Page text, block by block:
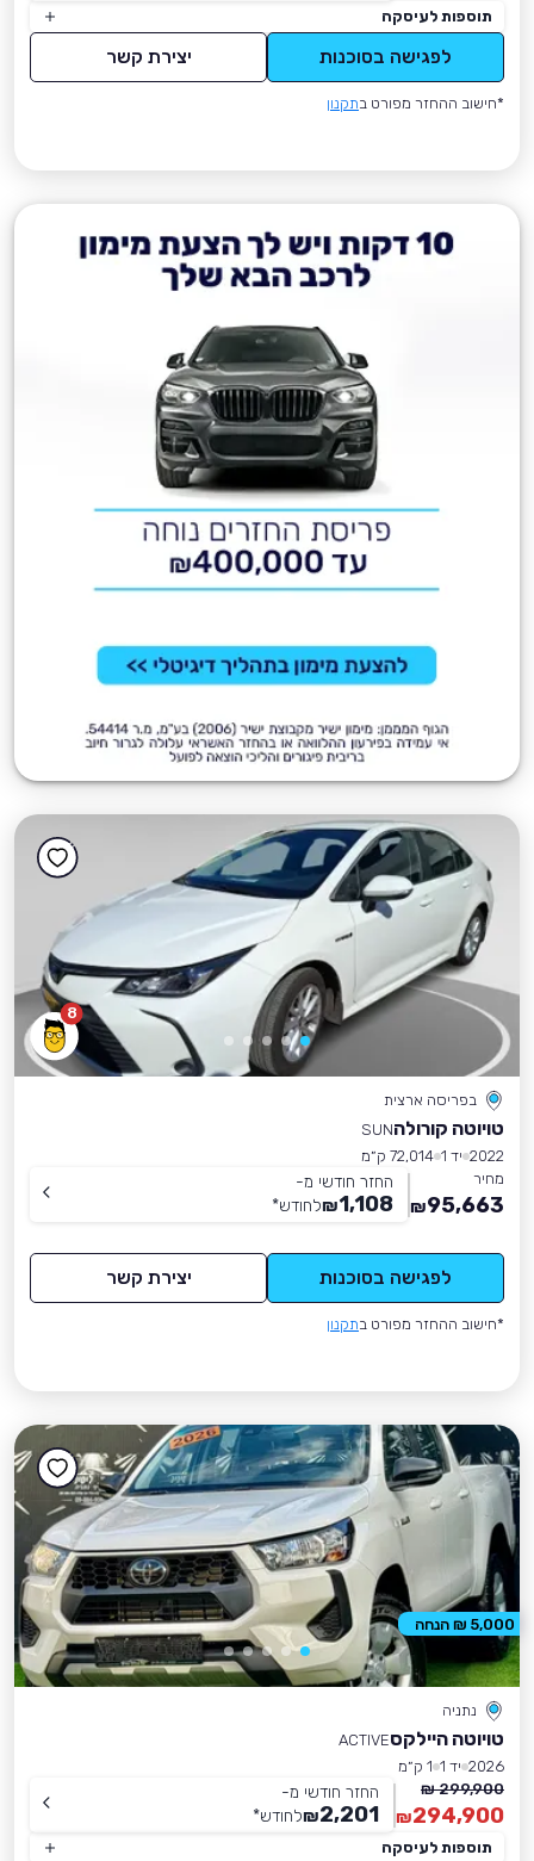
תוספות לעיסקה
לפגישה בסוכנות יצירת קשר
*חישוב ההחזר מפורט בתקנון
8
בפריסה ארצית
טויוטה קורולהSUN
2022 יד 1
72,014 ק״מ
מחיר
95,663
₪
החזר חודשי מ-
1,108
₪לחודש*
לפגישה בסוכנות יצירת קשר
*חישוב ההחזר מפורט בתקנון
נתניה
טויוטה היילקסACTIVE
2026 יד 1
1 ק״מ
299,900 ₪
294,900
₪
החזר חודשי מ-
2,201
₪לחודש*
תוספות לעיסקה
5,000 ₪ הנחה